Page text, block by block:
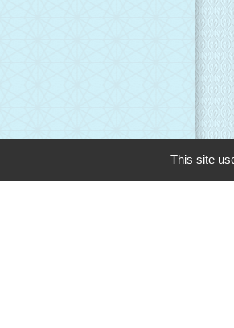
This site